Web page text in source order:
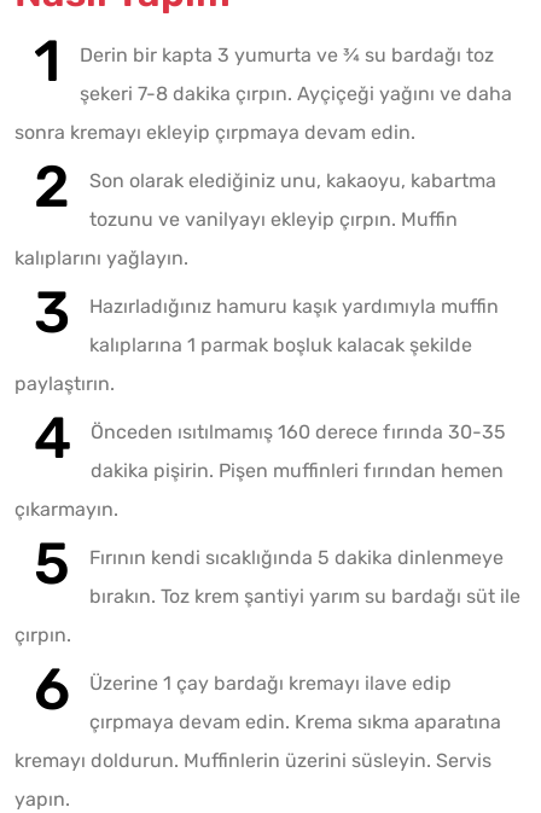
Derin bir kapta 3 yumurta ve ¾ su bardağı toz
şekeri 7-8 dakika çırpın. Ayçiçeği yağını ve daha
sonra kremayı ekleyip çırpmaya devam edin.
Son olarak elediğiniz unu, kakaoyu, kabartma
tozunu ve vanilyayı ekleyip çırpın. Muffin
kalıplarını yağlayın.
Hazırladığınız hamuru kaşık yardımıyla muffin
kalıplarına 1 parmak boşluk kalacak şekilde
paylaştırın.
Önceden ısıtılmamış 160 derece fırında 30-35
dakika pişirin. Pişen muffinleri fırından hemen
çıkarmayın.
Fırının kendi sıcaklığında 5 dakika dinlenmeye
bırakın. Toz krem şantiyi yarım su bardağı süt ile
çırpın.
Üzerine 1 çay bardağı kremayı ilave edip
çırpmaya devam edin. Krema sıkma aparatına
kremayı doldurun. Muffinlerin üzerini süsleyin. Servis
yapın.